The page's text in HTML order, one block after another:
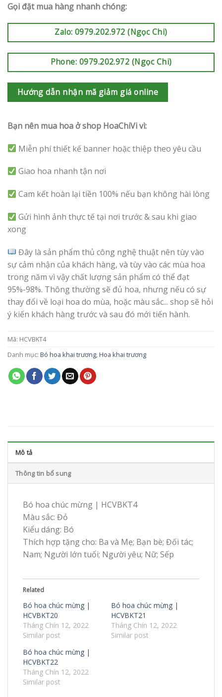
Gọi đặt mua hàng nhanh chóng:
Zalo: 0979.202.972 (Ngọc Chi)
Phone: 0979.202.972 (Ngọc Chi)
Hướng dẫn nhận mã giảm giá online
Bạn nên mua hoa ở shop HoaChiVi vì:
Miễn phí thiết kế banner hoặc thiệp theo yêu cầu
Giao hoa nhanh tận nơi
Cam kết hoàn lại tiền 100% nếu bạn không hài lòng
Gửi hình ảnh thực tế tại nơi trước & sau khi giao
xong
Đây là sản phẩm thủ công nghệ thuật nên tùy vào
sự cảm nhận của khách hàng, và tùy vào các mùa hoa
trong năm vì vậy chất lượng sản phẩm có thể đạt
95%-98%. Thông thường sẽ đủ hoa, nhưng nếu có sự
thay đổi về loại hoa do mùa, hoặc màu sắc... shop sẽ hỏi
ý kiến khách hàng trước và sau đó mới tiến hành.
Mã: HCVBKT4
Danh mục: Bó hoa khai trương,Hoa khai trương
Mô tả
Thông tin bổ sung
Bó hoa chúc mừng | HCVBKT4
Màu sắc: Đỏ
Kiểu dáng: Bó
Thích hợp tặng cho: Ba và Mẹ; Bạn bè; Đối tác;
Nam; Người lớn tuổi; Người yêu; Nữ; Sếp
Related
Bó hoa chúc mừng |
HCVBKT20
Tháng Chín 12, 2022
Similar post
Bó hoa chúc mừng |
HCVBKT21
Tháng Chín 12, 2022
Similar post
Bó hoa chúc mừng |
HCVBKT22
Tháng Chín 12, 2022
Similar post